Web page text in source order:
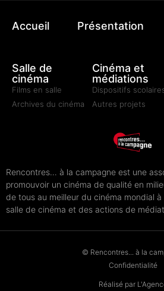
Accueil Présentation
Salle de
cinéma
Films en salle
Archives du cinéma
Cinéma et
médiations
Dispositifs
Autres projets
Rencontres… à la campagne est une
promouvoir un cinéma de qualité en
de tous au meilleur du cinéma mondial
salle de cinéma et des actions de
© Rencontres... à la
Confidentialité
Réalisé par